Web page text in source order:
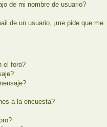
de mi nombre de usuario?
de un usuario, ¡me pide que me
el foro?
a la encuesta?